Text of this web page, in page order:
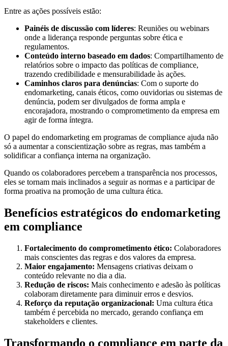
Entre as ações possíveis estão:
Painéis de discussão com líderes: Reuniões ou webinars
onde a liderança responde perguntas sobre ética e
regulamentos.
Conteúdo interno baseado em dados: Compartilhamento de
relatórios sobre o impacto das políticas de compliance,
trazendo credibilidade e mensurabilidade às ações.
Caminhos claros para denúncias: Com o suporte do
endomarketing, canais éticos, como ouvidorias ou sistemas de
denúncia, podem ser divulgados de forma ampla e
encorajadora, mostrando o comprometimento da empresa em
agir de forma íntegra.
O papel do endomarketing em programas de compliance ajuda não
só a aumentar a conscientização sobre as regras, mas também a
solidificar a confiança interna na organização.
Quando os colaboradores percebem a transparência nos processos,
eles se tornam mais inclinados a seguir as normas e a participar de
forma proativa na promoção de uma cultura ética.
Benefícios estratégicos do endomarketing
em compliance
Fortalecimento do comprometimento ético: Colaboradores
mais conscientes das regras e dos valores da empresa.
Maior engajamento: Mensagens criativas deixam o
conteúdo relevante no dia a dia.
Redução de riscos: Mais conhecimento e adesão às políticas
colaboram diretamente para diminuir erros e desvios.
Reforço da reputação organizacional: Uma cultura ética
também é percebida no mercado, gerando confiança em
stakeholders e clientes.
Transformando o compliance em parte da